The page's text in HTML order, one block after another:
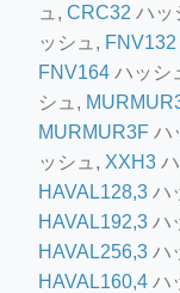
feed-calculator
ュ, CRC32 ハッ
ッシュ, FNV132
FNV164 ハッシ
シュ,
MURMUR3F ハ
ッシュ, XXH3
HAVAL128,3 ハ
HAVAL192,3 ハ
HAVAL256,3 ハ
HAVAL160,4 ハ